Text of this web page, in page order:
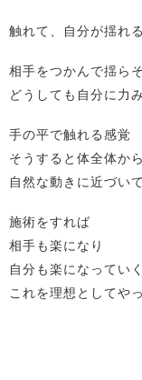
触れて、自分が揺れ
相手をつかんで揺ら
どうしても自分に力
手の平で触れる感覚
そうすると体全体か
自然な動きに近づい
施術をすれば
相手も楽になり
自分も楽になっていく
これを理想としてや